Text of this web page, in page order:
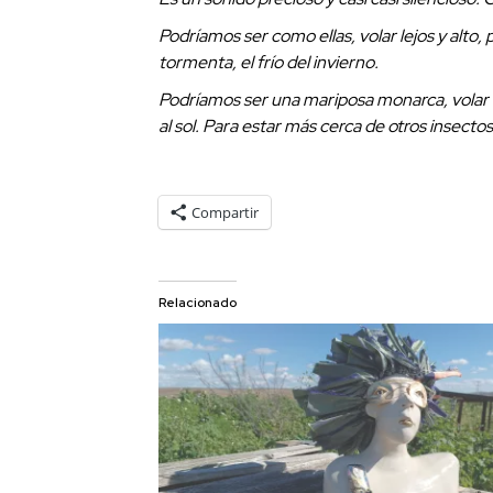
Podríamos ser como ellas, volar lejos y
tormenta, el frío del invierno.
Podríamos ser una mariposa monarca,
al sol. Para estar más cerca de otros
Compartir
Relacionado